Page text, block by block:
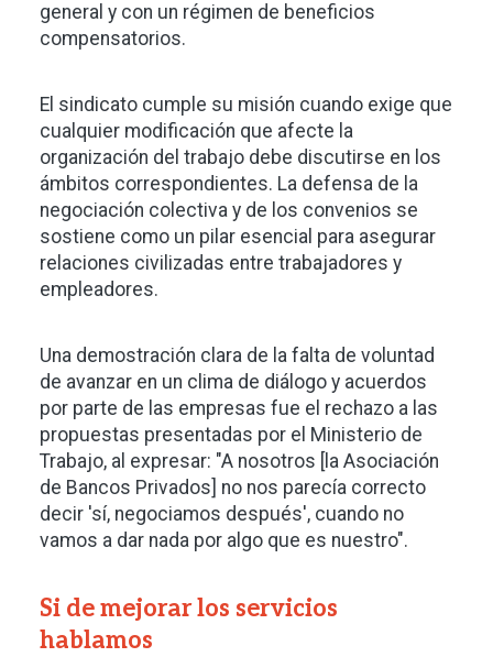
general y con un régimen de beneficios
compensatorios.
El sindicato cumple su misión cuando exige que
cualquier modificación que afecte la
organización del trabajo debe discutirse en los
ámbitos correspondientes. La defensa de la
negociación colectiva y de los convenios se
sostiene como un pilar esencial para asegurar
relaciones civilizadas entre trabajadores y
empleadores.
Una demostración clara de la falta de voluntad
de avanzar en un clima de diálogo y acuerdos
por parte de las empresas fue el rechazo a las
propuestas presentadas por el Ministerio de
Trabajo, al expresar: "A nosotros [la Asociación
de Bancos Privados] no nos parecía correcto
decir 'sí, negociamos después', cuando no
vamos a dar nada por algo que es nuestro".
Si de mejorar los servicios
hablamos